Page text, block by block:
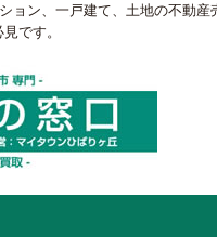
ン、一戸建て、土地の不動
です。